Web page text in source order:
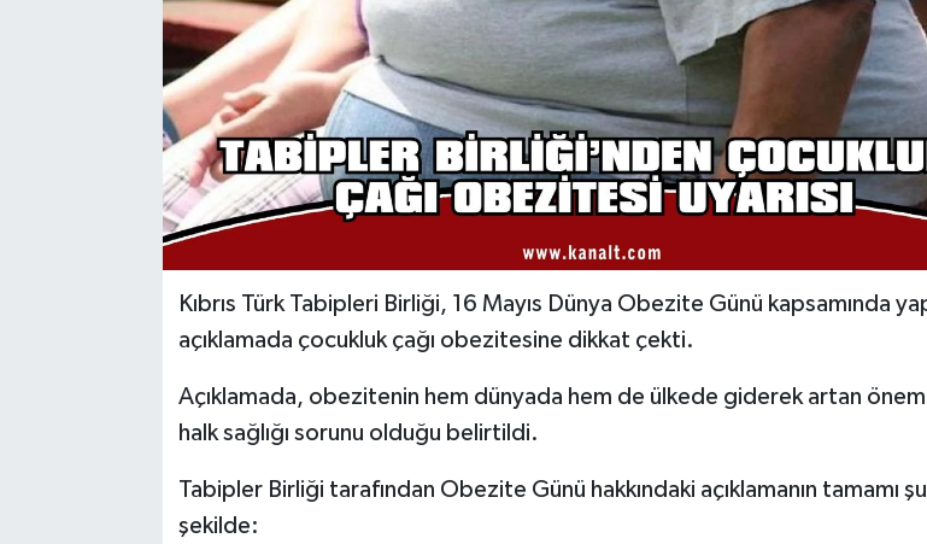
Kıbrıs Türk Tabipleri Birliği, 16 Mayıs Dünya Obezite Günü kapsamında
açıklamada çocukluk çağı obezitesine dikkat çekti.
Açıklamada, obezitenin hem dünyada hem de ülkede giderek artan
halk sağlığı sorunu olduğu belirtildi.
Tabipler Birliği tarafından Obezite Günü hakkındaki açıklamanın tamamı şu
şekilde: